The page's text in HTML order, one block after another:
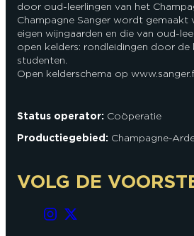
door oud-leerlingen van het
Champagne Sanger wordt gemaakt
eigen wijngaarden en die van oud-
open kelders: rondleidingen door de
studenten.
Open kelderschema op
Status operator: Coöperatie
Productiegebied: Champagne-
VOLG DE